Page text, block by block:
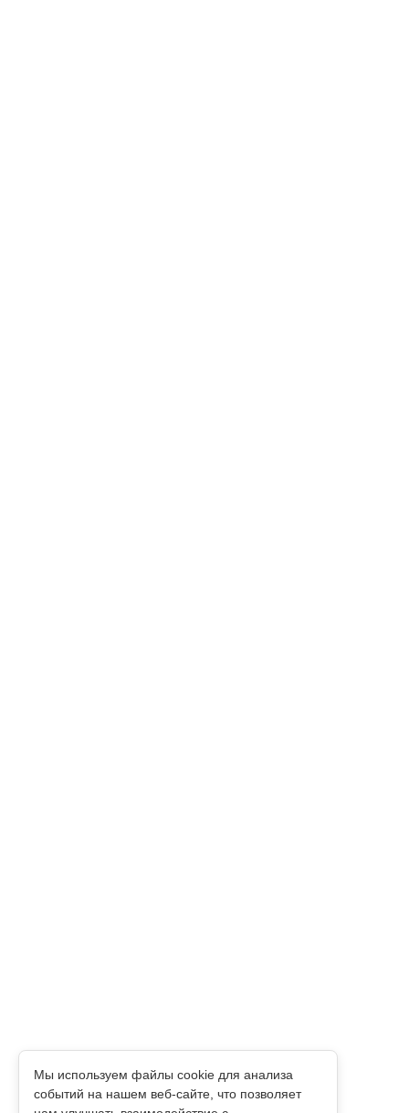
Мы используем файлы cookie для анализа
событий на нашем веб‑сайте, что позволяет